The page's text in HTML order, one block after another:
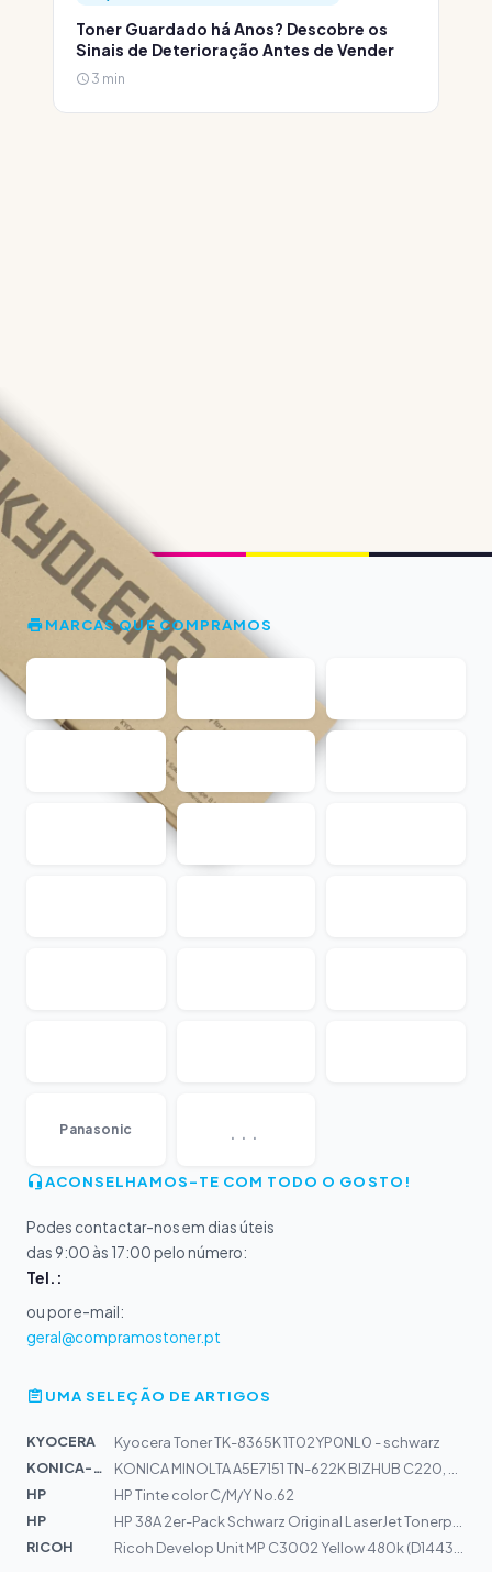
Toner Guardado há Anos? Descobre os
Sinais de Deterioração Antes de Vender
3 min
MARCAS QUE COMPRAMOS
Panasonic ...
ACONSELHAMOS-TE COM TODO O GOSTO!
Podes contactar-nos em dias úteis
das 9:00 às 17:00 pelo número:
Tel.:
ou por e-mail:
geral@compramostoner.pt
UMA SELEÇÃO DE ARTIGOS
KYOCERA
Kyocera Toner TK-8365K 1T02YP0NL0 - schwarz
KONICA-MIN...
HP
HP Tinte color C/M/Y No.62
HP
RICOH